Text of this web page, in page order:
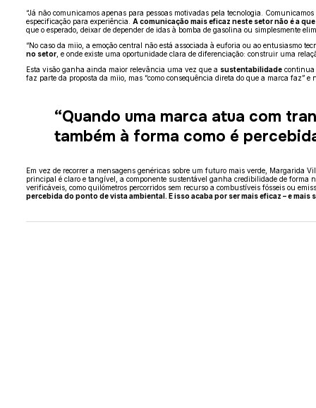
“Já não comunicamos apenas para pessoas motivadas pela tecnologia.
especificação para experiência. A comunicação mais eficaz neste setor não é a
que o esperado, deixar de depender de idas à bomba de gasolina ou simplesmente
“No caso da miio, a emoção central não está associada à euforia ou ao entusiasmo
no setor, e onde existe uma oportunidade clara de diferenciação: construir uma
Esta visão ganha ainda maior relevância uma vez que a sustentabilidadecontinua
faz parte da proposta da miio, mas “como consequência direta do que a marca faz” e
“Quando uma marca atua com
também à forma como é
Em vez de recorrer a mensagens genéricas sobre um futuro mais verde, Margarida
principal é claro e tangível, a componente sustentável ganha credibilidade de forma
verificáveis, como quilómetros percorridos sem recurso a combustíveis fósseis ou
percebida do ponto de vista ambiental. E isso acaba por ser mais eficaz – e